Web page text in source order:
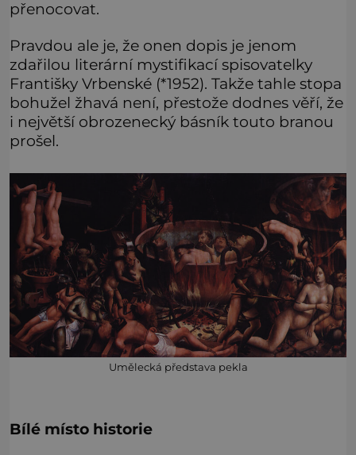
přenocovat.
Pravdou ale je, že onen dopis je jenom
zdařilou literární mystifikací spisovatelky
Františky Vrbenské (*1952). Takže tahle stopa
bohužel žhavá není, přestože dodnes věří, že
i největší obrozenecký básník touto branou
prošel.
Umělecká představa pekla
Bílé místo historie